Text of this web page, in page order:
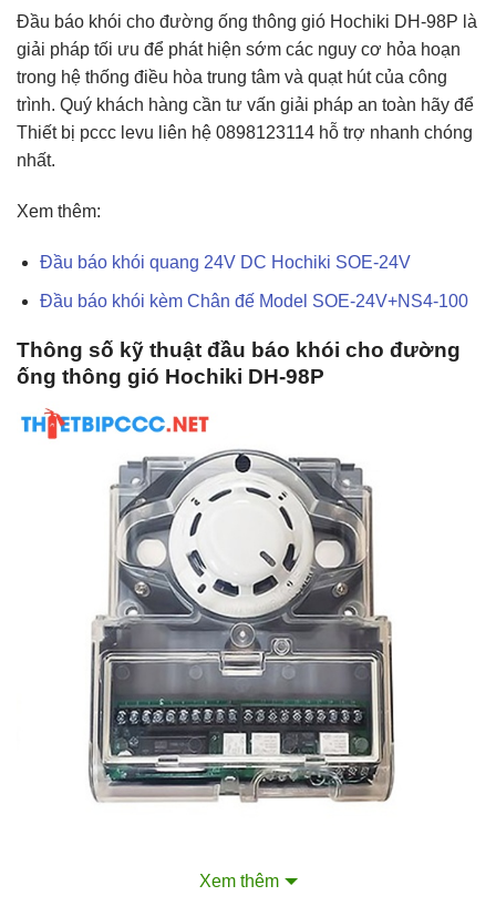
Đầu báo khói cho đường ống thông gió Hochiki DH-98P là
giải pháp tối ưu để phát hiện sớm các nguy cơ hỏa hoạn
trong hệ thống điều hòa trung tâm và quạt hút của công
trình. Quý khách hàng cần tư vấn giải pháp an toàn hãy để
Thiết bị pccc levu liên hệ 0898123114 hỗ trợ nhanh chóng
nhất.
Xem thêm:
Đầu báo khói quang 24V DC Hochiki SOE-24V
Đầu báo khói kèm Chân đế Model SOE-24V+NS4-100
Thông số kỹ thuật đầu báo khói cho đường
ống thông gió Hochiki DH-98P
Xem thêm